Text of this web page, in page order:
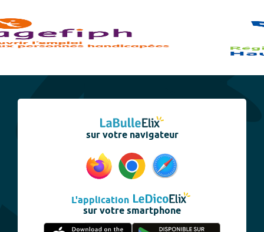
sur votre navigateur
L'application
sur votre smartphone